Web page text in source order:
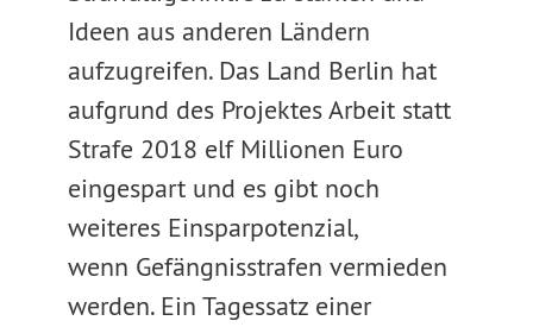
Ideen aus anderen Ländern
aufzugreifen. Das Land Berlin hat
aufgrund des Projektes Arbeit statt
Strafe 2018 elf Millionen Euro
eingespart und es gibt noch
weiteres Einsparpotenzial,
wenn Gefängnisstrafen vermieden
werden. Ein Tagessatz einer